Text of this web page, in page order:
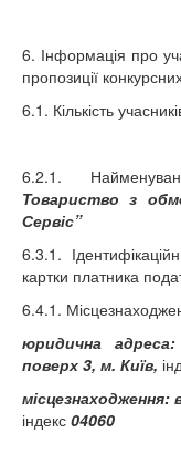
6. Інформація про
пропозиції
6.1. Кількість
6.2.1.
Товариство з
Сервіс”
6.3.1.
картки платника
6.4.1.
юридична
поверх 3, м. Київ,
місцезнаходження:
індекс 04060